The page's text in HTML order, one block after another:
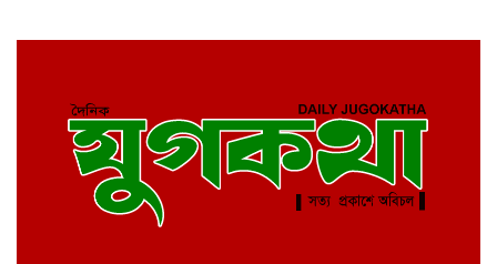
এক মাদক ব্যবসায়ী র‌্যাব হাতে গ্রেফতার
গোপালগঞ্জে ‘৩৬ জুলাই’ স্মারক তোরণে
আগুন, আংশিক ক্ষতিগ্রস্ত